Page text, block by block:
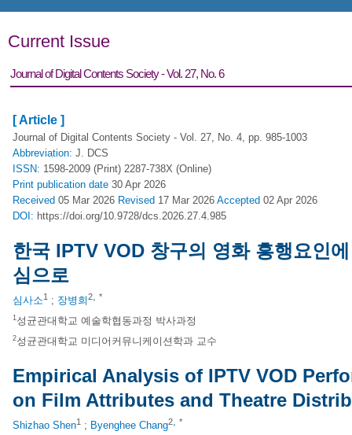
Current Issue
Journal of Digital Contents Society - Vol. 27, No. 6
[ Article ]
Journal of Digital Contents Society - Vol. 27, No. 4, pp. 985-1003
Abbreviation: J. DCS
ISSN: 1598-2009 (Print) 2287-738X (Online)
Print publication date 30 Apr 2026
Received 05 Mar 2026 Revised 17 Mar 2026 Accepted 02 Apr 2026
DOI: https://doi.org/10.9728/dcs.2026.27.4.985
한국 IPTV VOD 창구의 영화 흥행요인
심으로
심사소1 ; 장병희2, *
1성균관대학교 예술학협동과정 박사과정
2성균관대학교 미디어커뮤니케이션학과 교수
Empirical Analysis of IPTV VOD
on Film Attributes and Theatre
Shizhao Shen1 ; Byenghee Chang2, *